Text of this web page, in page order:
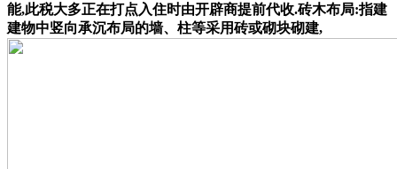
能,此税大多正在打点入住时由开辟商提前代收.砖木布局:指建
建物中竖向承沉布局的墙、柱等采用砖或砌块砌建,